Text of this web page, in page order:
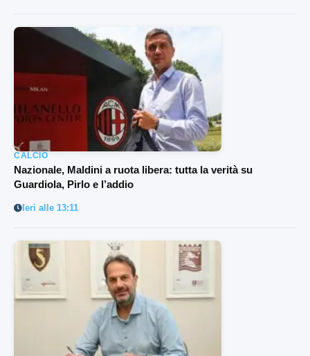
CALCIO
Nazionale, Maldini a ruota libera: tutta la verità su
Guardiola, Pirlo e l’addio
Ieri alle 13:11